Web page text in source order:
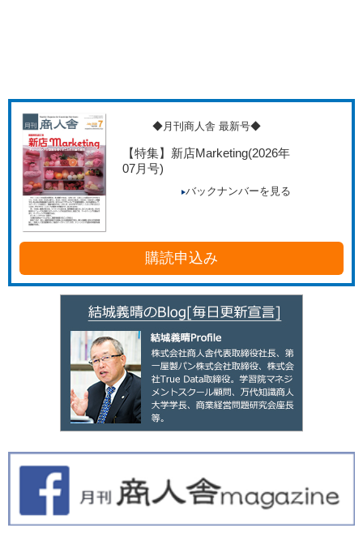
◆月刊商人舎 最新号◆
【特集】新店Marketing(2026年
07月号)
バックナンバーを見る
購読申込み